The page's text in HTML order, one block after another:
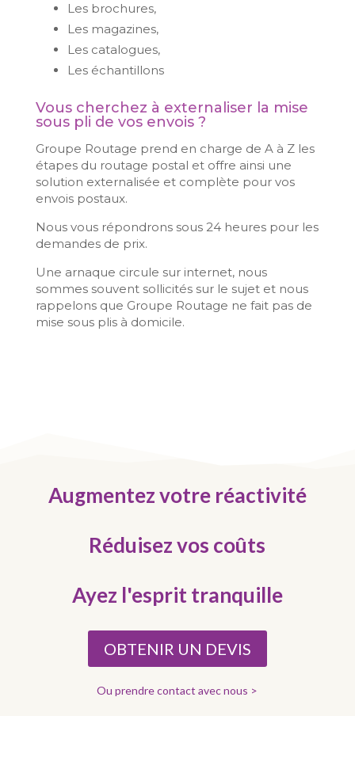
Les brochures,
Les magazines,
Les catalogues,
Les échantillons
Vous cherchez à externaliser la mise
sous pli de vos envois ?
Groupe Routage prend en charge de A à Z les
étapes du routage postal et offre ainsi une
solution externalisée et complète pour vos
envois postaux.
Nous vous répondrons sous 24 heures pour les
demandes de prix.
Une arnaque circule sur internet, nous
sommes souvent sollicités sur le sujet et nous
rappelons que Groupe Routage ne fait pas de
mise sous plis à domicile.
Augmentez votre réactivité
Réduisez vos coûts
Ayez l'esprit tranquille
OBTENIR UN DEVIS
Ou prendre contact avec nous >